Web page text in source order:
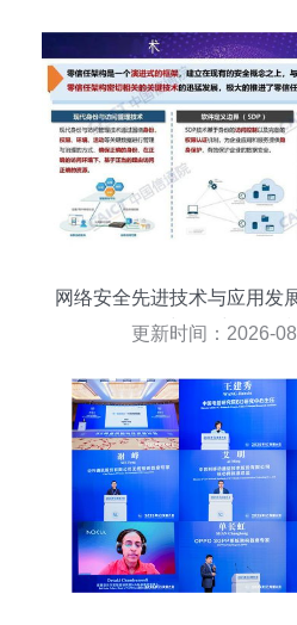
网络安全先进技术与应用发
的正式发布与网络
更新时间：2026-